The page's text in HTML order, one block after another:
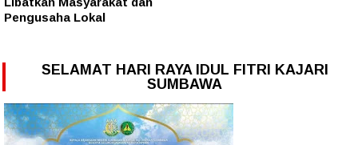
Pengusaha Lokal
SELAMAT HARI RAYA IDUL FITRI KAJARI
SUMBAWA